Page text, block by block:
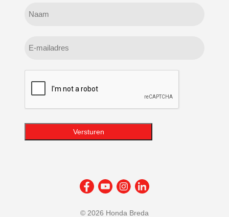
Versturen
© 2026 Honda Breda